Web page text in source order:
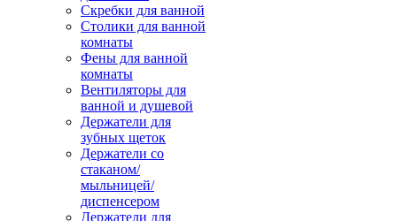
Скребки для ванной
Столики для ванной
комнаты
Фены для ванной
комнаты
Вентиляторы для
ванной и душевой
Держатели для
зубных щеток
Держатели со
стаканом/
мыльницей/
диспенсером
Держатели для